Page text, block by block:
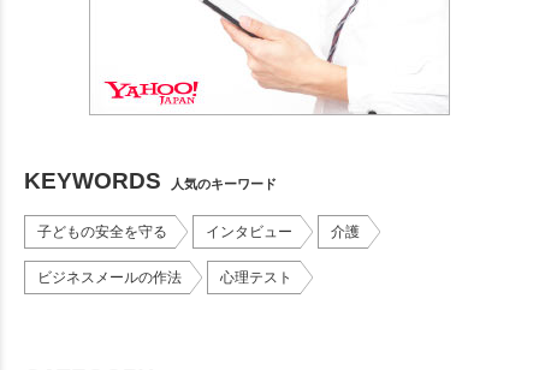
KEYWORDS 人気のキーワード
子どもの安全を守る インタビュー 介護
ビジネスメールの作法 心理テスト